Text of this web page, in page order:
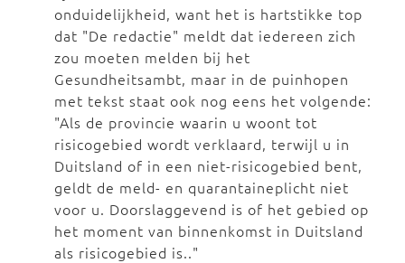
onduidelijkheid, want het is hartstikke top
dat "De redactie" meldt dat iedereen zich
zou moeten melden bij het
Gesundheitsambt, maar in de puinhopen
met tekst staat ook nog eens het volgende:
"Als de provincie waarin u woont tot
risicogebied wordt verklaard, terwijl u in
Duitsland of in een niet-risicogebied bent,
geldt de meld- en quarantaineplicht niet
voor u. Doorslaggevend is of het gebied op
het moment van binnenkomst in Duitsland
als risicogebied is.."